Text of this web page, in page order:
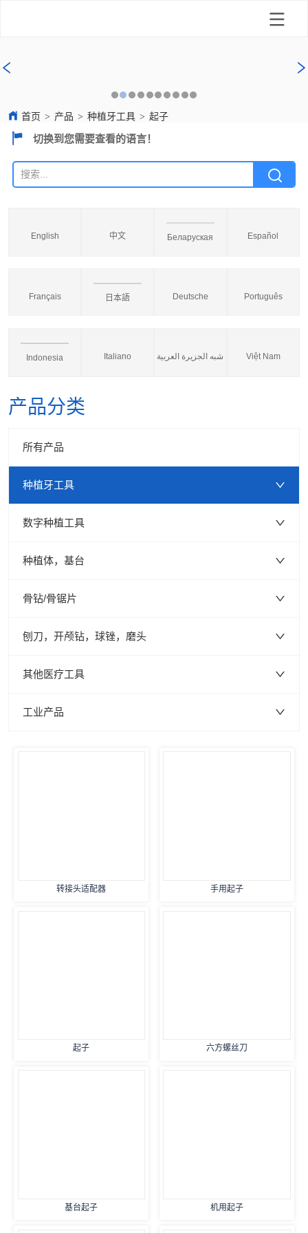
首页 > 产品 > 种植牙工具 > 起子
切换到您需要查看的语言！
English 中文 Беларуская Español
Français 日本語 Deutsche Português
Indonesia Italiano شبه الجزيرة العربية Việt Nam
产品分类
所有产品
种植牙工具
数字种植工具
种植体，基台
骨钻/骨锯片
刨刀，开颅钻，球锉，磨头
其他医疗工具
工业产品
转接头适配器 手用起子
起子 六方螺丝刀
基台起子 机用起子